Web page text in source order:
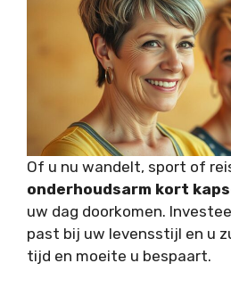
Of u nu wandelt, sport of
onderhoudsarm kort
uw dag doorkomen.
past bij uw levensstijl en u
tijd en moeite u bespaart.